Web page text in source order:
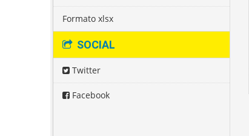
Formato xlsx
SOCIAL
Twitter
Facebook